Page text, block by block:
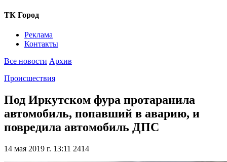
ТК Город
Реклама
Контакты
Все новости Архив
Происшествия
Под Иркутском фура протаранила
автомобиль, попавший в аварию, и
повредила автомобиль ДПС
14 мая 2019 г. 13:11 2414